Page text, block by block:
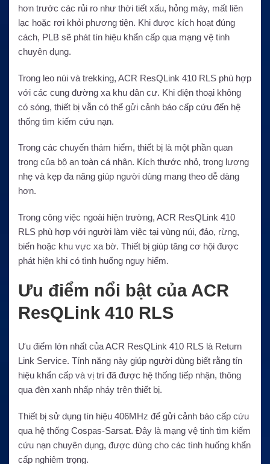
hơn trước các rủi ro như thời tiết xấu, hỏng máy, mất liên
lạc hoặc rơi khỏi phương tiện. Khi được kích hoạt đúng
cách, PLB sẽ phát tín hiệu khẩn cấp qua mạng vệ tinh
chuyên dụng.
Trong leo núi và trekking, ACR ResQLink 410 RLS phù hợp
với các cung đường xa khu dân cư. Khi điện thoại không
có sóng, thiết bị vẫn có thể gửi cảnh báo cấp cứu đến hệ
thống tìm kiếm cứu nạn.
Trong các chuyến thám hiểm, thiết bị là một phần quan
trọng của bộ an toàn cá nhân. Kích thước nhỏ, trọng lượng
nhẹ và kẹp đa năng giúp người dùng mang theo dễ dàng
hơn.
Trong công việc ngoài hiện trường, ACR ResQLink 410
RLS phù hợp với người làm việc tại vùng núi, đảo, rừng,
biển hoặc khu vực xa bờ. Thiết bị giúp tăng cơ hội được
phát hiện khi có tình huống nguy hiểm.
Ưu điểm nổi bật của ACR
ResQLink 410 RLS
Ưu điểm lớn nhất của ACR ResQLink 410 RLS là Return
Link Service. Tính năng này giúp người dùng biết rằng tín
hiệu khẩn cấp và vị trí đã được hệ thống tiếp nhận, thông
qua đèn xanh nhấp nháy trên thiết bị.
Thiết bị sử dụng tín hiệu 406MHz để gửi cảnh báo cấp cứu
qua hệ thống Cospas-Sarsat. Đây là mạng vệ tinh tìm kiếm
cứu nạn chuyên dụng, được dùng cho các tình huống khẩn
cấp nghiêm trọng.